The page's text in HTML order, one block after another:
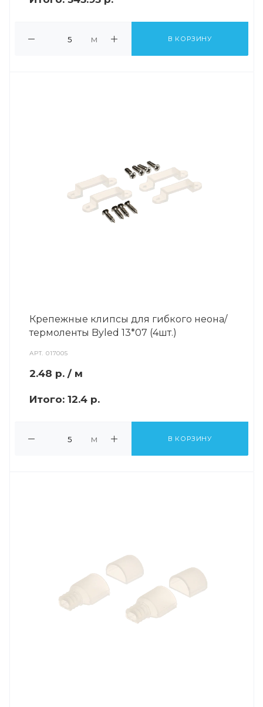
м В КОРЗИНУ
Крепежные клипсы для гибкого неона/
термоленты Byled 13*07 (4шт.)
АРТ.017005
2.48 р. / м
Итого: 12.4 р.
м В КОРЗИНУ